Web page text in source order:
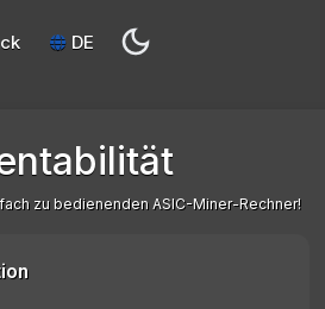
DE
zu bedienenden ASIC-Miner-Rechner!